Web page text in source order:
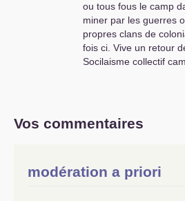
ou tous fous le camp
miner par les guerres
propres clans de
fois ci. Vive un retour
Socilaisme collectif
Vos commentaires
modération a priori